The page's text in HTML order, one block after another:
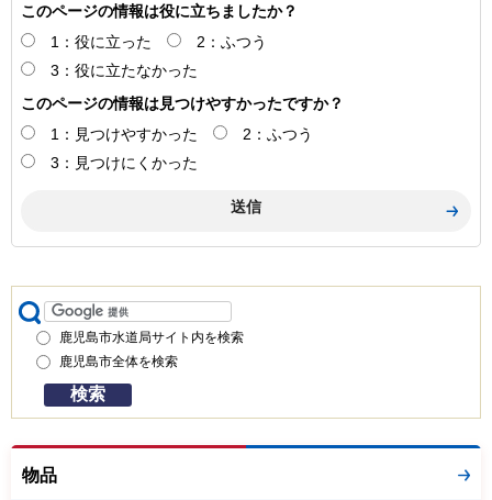
このページの情報は役に立ちましたか？
1：役に立った
2：ふつう
3：役に立たなかった
このページの情報は見つけやすかったですか？
1：見つけやすかった
2：ふつう
3：見つけにくかった
鹿児島市水道局サイト内を検索
鹿児島市全体を検索
物品